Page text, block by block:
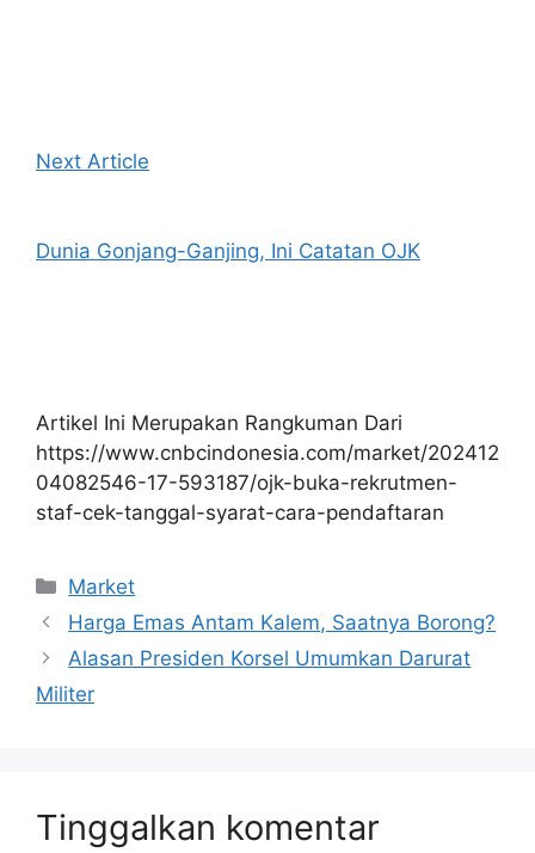
Next Article
Dunia Gonjang-Ganjing, Ini Catatan OJK
Artikel Ini Merupakan Rangkuman Dari
https://www.cnbcindonesia.com/market/202412
04082546-17-593187/ojk-buka-rekrutmen-
staf-cek-tanggal-syarat-cara-pendaftaran
Kategori
Market
Harga Emas Antam Kalem, Saatnya Borong?
Alasan Presiden Korsel Umumkan Darurat
Militer
Tinggalkan komentar